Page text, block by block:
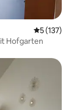
5 (137)
Hofgarten